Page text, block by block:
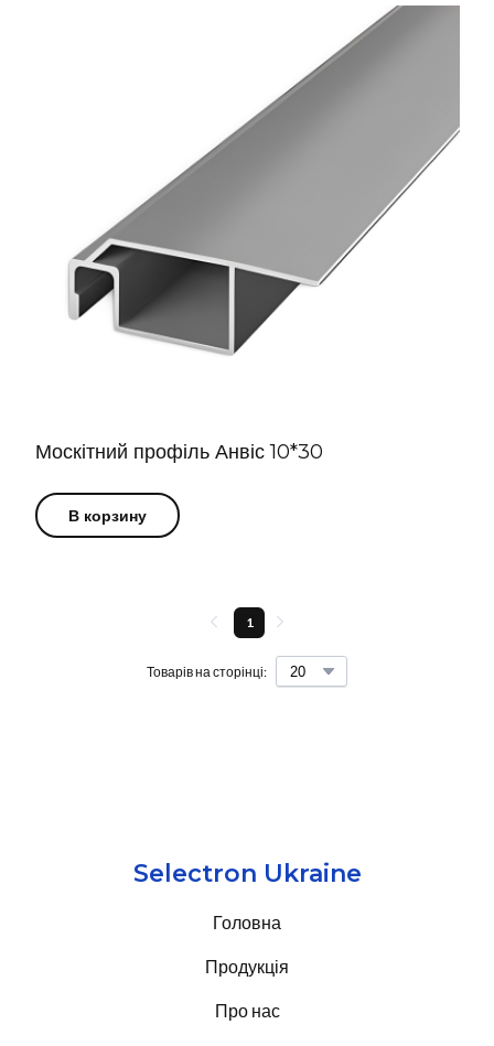
Москітний профіль Анвіс 10*30
В корзину
Товарів на сторінці:
1
Selectron Ukraine
Головна
Продукція
Про нас